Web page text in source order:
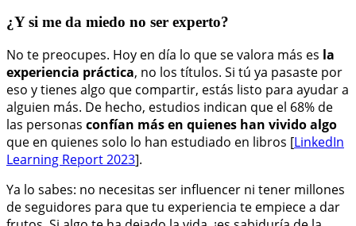
¿Y si me da miedo no ser experto?
No te preocupes. Hoy en día lo que se valora más es la
experiencia práctica, no los títulos. Si tú ya pasaste por
eso y tienes algo que compartir, estás listo para ayudar a
alguien más. De hecho, estudios indican que el 68% de
las personas confían más en quienes han vivido algo
que en quienes solo lo han estudiado en libros [LinkedIn
Learning Report 2023].
Ya lo sabes: no necesitas ser influencer ni tener millones
de seguidores para que tu experiencia te empiece a dar